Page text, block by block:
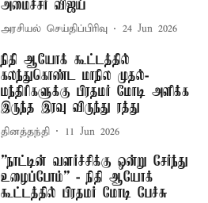
அமைச்சர் விஜய்
அரசியல் செய்திப்பிரிவு 24 Jun 2026
நிதி ஆயோக் கூட்டத்தில்
கலந்துகொண்ட மாநில முதல்-
மந்திரிகளுக்கு பிரதமர் மோடி அளிக்க
இருந்த இரவு விருந்து ரத்து
தினத்தந்தி 11 Jun 2026
”நாட்டின் வளர்ச்சிக்கு ஒன்று சேர்ந்து
உழைப்போம்” - நிதி ஆயோக்
கூட்டத்தில் பிரதமர் மோடி பேச்சு